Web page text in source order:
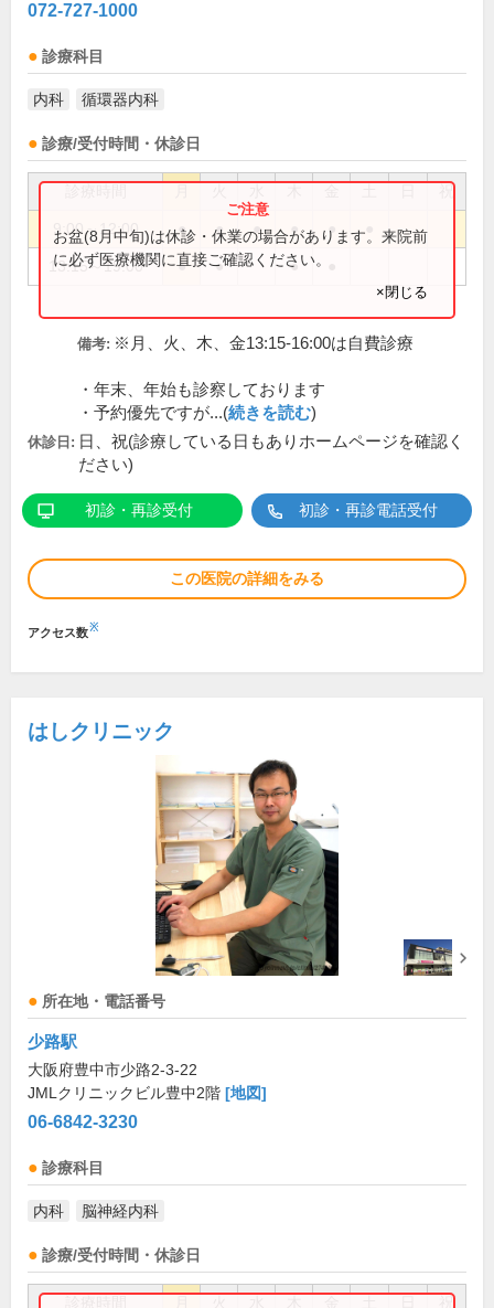
072-727-1000
診療科目
内科 循環器内科
診療/受付時間・休診日
祝
9:00～12:00 ● ● ● ● ●
13:15～19:00 ● ● ●
お盆(8月中旬)は休診・休業の場合があります。来院前
に必ず医療機関に直接ご確認ください。
×閉じる
備考: ※月、火、木、金13:15-16:00は自費診療
・年末、年始も診察しております
・予約優先ですが...(続きを読む)
休診日: 日、祝(診療している日もありホームページを確認く
ださい)
初診・再診受付 初診・再診電話受付
この医院の詳細をみる
アクセス数※
はしクリニック
所在地・電話番号
少路駅
大阪府豊中市少路2-3-22
JMLクリニックビル豊中2階 [地図]
06-6842-3230
診療科目
内科 脳神経内科
診療/受付時間・休診日
祝